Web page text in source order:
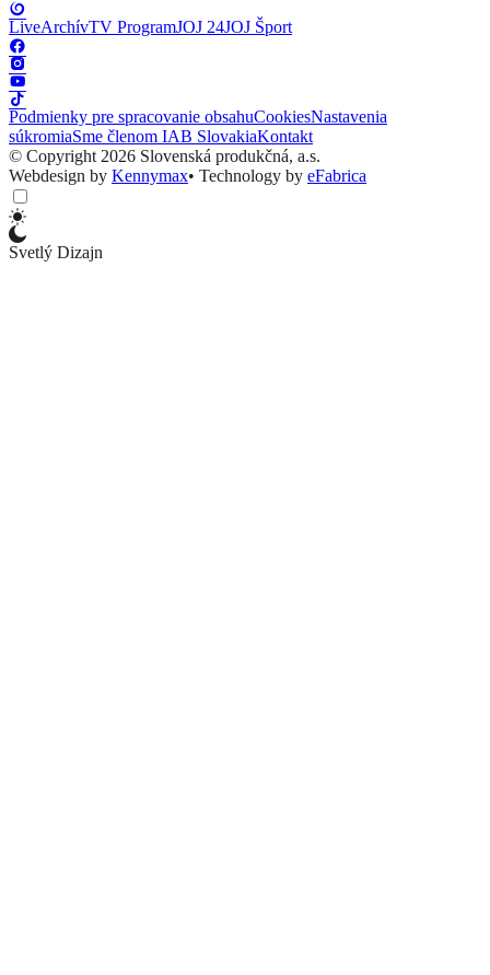
LiveArchívTV ProgramJOJ 24JOJ Šport
Podmienky pre spracovanie obsahuCookiesNastavenia
súkromiaSme členom IAB SlovakiaKontakt
© Copyright 2026 Slovenská produkčná, a.s.
Webdesign by Kennymax• Technology by eFabrica
Svetlý Dizajn